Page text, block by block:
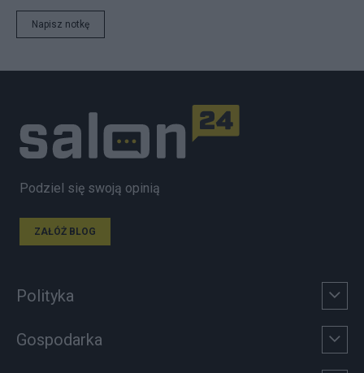
Napisz notkę
Podziel się swoją opinią
ZAŁÓŻ BLOG
Polityka
Gospodarka